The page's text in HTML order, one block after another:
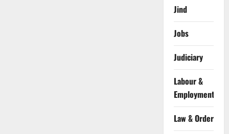
Jind
Jobs
Judiciary
Labour &
Employment
Law & Order